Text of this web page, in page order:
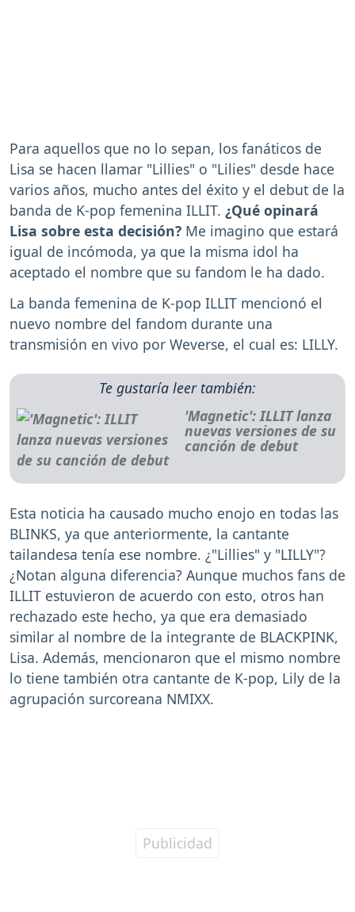
Para aquellos que no lo sepan, los fanáticos de
Lisa se hacen llamar "Lillies" o "Lilies" desde hace
varios años, mucho antes del éxito y el debut de la
banda de K-pop femenina ILLIT. ¿Qué opinará
Lisa sobre esta decisión? Me imagino que estará
igual de incómoda, ya que la misma idol ha
aceptado el nombre que su fandom le ha dado.
La banda femenina de K-pop ILLIT mencionó el
nuevo nombre del fandom durante una
transmisión en vivo por Weverse, el cual es: LILLY.
Te gustaría leer también:
'Magnetic': ILLIT lanza
nuevas versiones de su
canción de debut
Esta noticia ha causado mucho enojo en todas las
BLINKS, ya que anteriormente, la cantante
tailandesa tenía ese nombre. ¿"Lillies" y "LILLY"?
¿Notan alguna diferencia? Aunque muchos fans de
ILLIT estuvieron de acuerdo con esto, otros han
rechazado este hecho, ya que era demasiado
similar al nombre de la integrante de BLACKPINK,
Lisa. Además, mencionaron que el mismo nombre
lo tiene también otra cantante de K-pop, Lily de la
agrupación surcoreana NMIXX.